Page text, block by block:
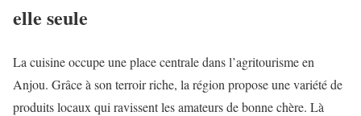
elle seule
La cuisine occupe une place centrale dans l’agritourisme en
Anjou. Grâce à son terroir riche, la région propose une variété de
produits locaux qui ravissent les amateurs de bonne chère. Là